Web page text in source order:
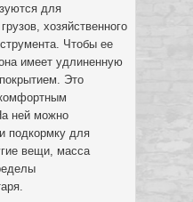
для
хозяйственного
Чтобы ее
имеет удлиненную
Это
ней можно
подкормку для
вещи, масса